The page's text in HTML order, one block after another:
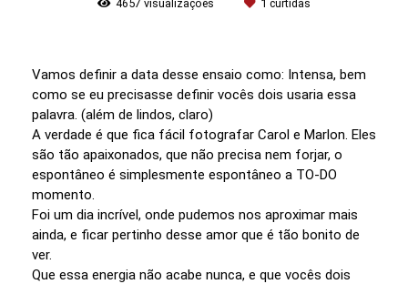
4657 visualizações 1 curtidas
Vamos definir a data desse ensaio como: Intensa, bem
como se eu precisasse definir vocês dois usaria essa
palavra. (além de lindos, claro)
A verdade é que fica fácil fotografar Carol e Marlon. Eles
são tão apaixonados, que não precisa nem forjar, o
espontâneo é simplesmente espontâneo a TO-DO
momento.
Foi um dia incrível, onde pudemos nos aproximar mais
ainda, e ficar pertinho desse amor que é tão bonito de
ver.
Que essa energia não acabe nunca, e que vocês dois